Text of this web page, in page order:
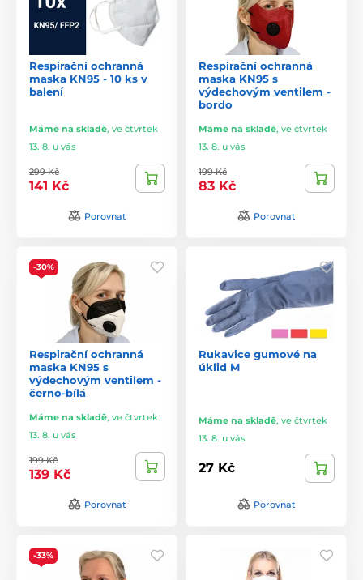
Respirační ochranná
maska KN95 - 10 ks v
balení
Máme na skladě, ve čtvrtek
13. 8. u vás
299 Kč
141 Kč
Porovnat
Respirační ochranná
maska KN95 s
výdechovým ventilem -
bordo
Máme na skladě, ve čtvrtek
13. 8. u vás
199 Kč
83 Kč
Porovnat
-30%
Respirační ochranná
maska KN95 s
výdechovým ventilem -
černo-bílá
Máme na skladě, ve čtvrtek
13. 8. u vás
199 Kč
139 Kč
Porovnat
Rukavice gumové na
úklid M
Máme na skladě, ve čtvrtek
13. 8. u vás
27 Kč
Porovnat
-33%